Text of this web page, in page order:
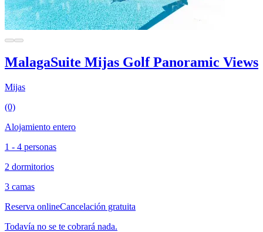
MalagaSuite Mijas Golf Panoramic Views
Mijas
(0)
Alojamiento entero
1 - 4 personas
2 dormitorios
3 camas
Reserva onlineCancelación gratuita
Todavía no se te cobrará nada.